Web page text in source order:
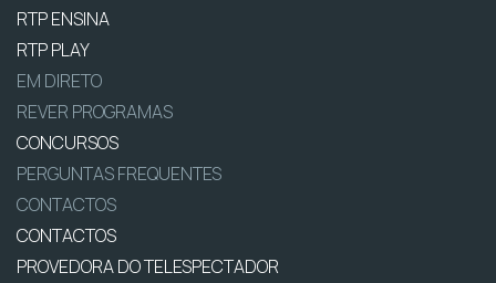
RTP ENSINA
RTP PLAY
EM DIRETO
REVER PROGRAMAS
CONCURSOS
PERGUNTAS FREQUENTES
CONTACTOS
CONTACTOS
PROVEDORA DO TELESPECTADOR